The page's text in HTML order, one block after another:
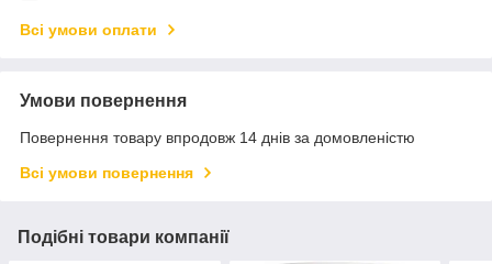
Всі умови оплати
Умови повернення
Повернення товару впродовж 14 днів за домовленістю
Всі умови повернення
Подібні товари компанії